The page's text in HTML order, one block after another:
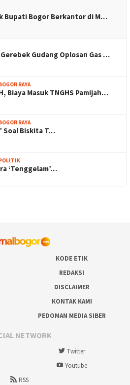
Bupati Bogor Berkantor di M…
Gudang Oplosan Gas …
RAYA
Biaya Masuk TNGHS Pamijah…
RAYA
Soal Biskita T…
‘Tenggelam’…
KODE ETIK
REDAKSI
DISCLAIMER
KONTAK KAMI
PEDOMAN MEDIA SIBER
NETWORK
Twitter
Youtube
RSS